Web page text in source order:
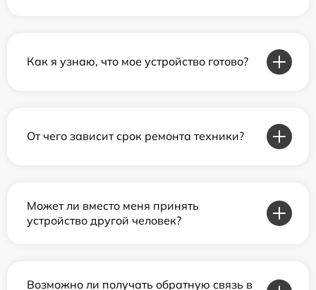
Как я узнаю, что мое устройство готово?
От чего зависит срок ремонта техники?
Может ли вместо меня принять
устройство другой человек?
Возможно ли получать обратную связь в